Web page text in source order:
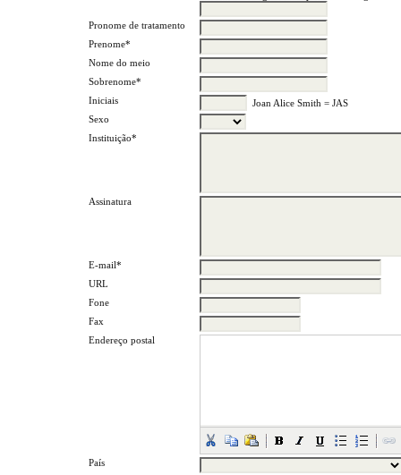
Pronome de tratamento
Prenome*
Nome do meio
Sobrenome*
Iniciais
Joan Alice Smith = JAS
Sexo
Instituição*
Assinatura
E-mail*
URL
Fone
Fax
Endereço postal
País